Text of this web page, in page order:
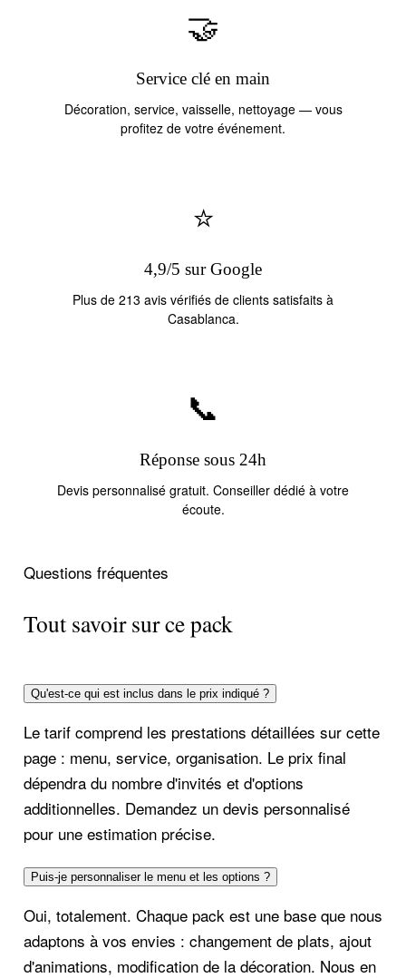
🤝
Service clé en main
Décoration, service, vaisselle, nettoyage — vous
profitez de votre événement.
⭐
4,9/5 sur Google
Plus de 213 avis vérifiés de clients satisfaits à
Casablanca.
📞
Réponse sous 24h
Devis personnalisé gratuit. Conseiller dédié à votre
écoute.
Questions fréquentes
Tout savoir sur ce pack
Qu'est-ce qui est inclus dans le prix indiqué ?
Le tarif comprend les prestations détaillées sur cette
page : menu, service, organisation. Le prix final
dépendra du nombre d'invités et d'options
additionnelles. Demandez un devis personnalisé
pour une estimation précise.
Puis-je personnaliser le menu et les options ?
Oui, totalement. Chaque pack est une base que nous
adaptons à vos envies : changement de plats, ajout
d'animations, modification de la décoration. Nous en